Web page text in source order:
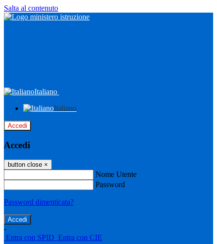
Salta al contenuto
Italiano
Italiano
Accedi
Accedi
button close ×
Nome Utente
Password
Password dimenticata?
-
Entra con SPID Entra con CIE